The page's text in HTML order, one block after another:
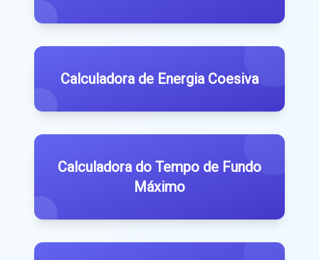
Calculadora de Energia Coesiva
Calculadora do Tempo de Fundo
Máximo